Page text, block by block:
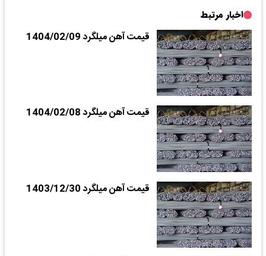
اخبار مرتبط
قیمت آهن میلگرد 1404/02/09
قیمت آهن میلگرد 1404/02/08
قیمت آهن میلگرد 1403/12/30